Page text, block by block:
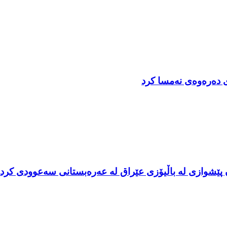
دەرەوەی نەمسا کرد
لە باڵیۆزی عێراق لە عەرەبستانی سەعوودی کرد